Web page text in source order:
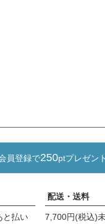
員登録で250ptプレゼン
と払い
配送・送料
7,700円(税込)